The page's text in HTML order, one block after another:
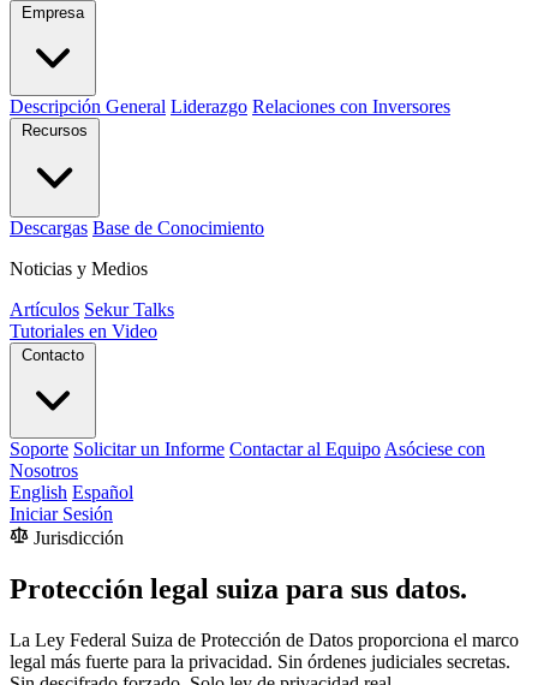
Empresa
Descripción General Liderazgo Relaciones con Inversores
Recursos
Descargas Base de Conocimiento
Noticias y Medios
Artículos Sekur Talks
Tutoriales en Video
Contacto
Soporte Solicitar un Informe Contactar al Equipo Asóciese con
Nosotros
English Español
Iniciar Sesión
Jurisdicción
Protección legal suiza para sus datos.
La Ley Federal Suiza de Protección de Datos proporciona el marco
legal más fuerte para la privacidad. Sin órdenes judiciales secretas.